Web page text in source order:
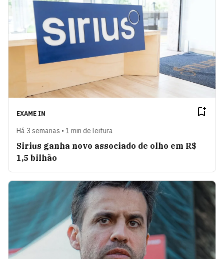
EXAME IN
Há 3 semanas • 1 min de leitura
Sirius ganha novo associado de olho em R$
1,5 bilhão